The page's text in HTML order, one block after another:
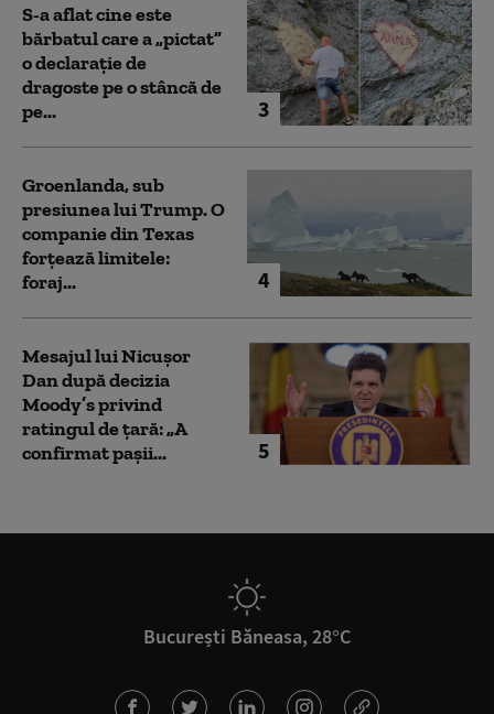
3
S-a aflat cine este
bărbatul care a „pictat”
o declarație de
dragoste pe o stâncă de
pe...
4
Groenlanda, sub
presiunea lui Trump. O
companie din Texas
forțează limitele:
foraj...
5
Mesajul lui Nicușor
Dan după decizia
Moody’s privind
ratingul de țară: „A
confirmat pașii...
București Băneasa, 28°C